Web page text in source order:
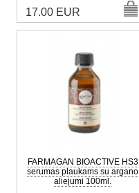
17.00 EUR
FARMAGAN BIOACTIVE HS3
serumas plaukams su argano
aliejumi 100ml.